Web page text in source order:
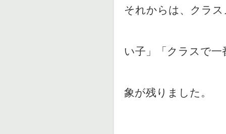
それからは、クラ
い子」「クラスで
象が残りました。